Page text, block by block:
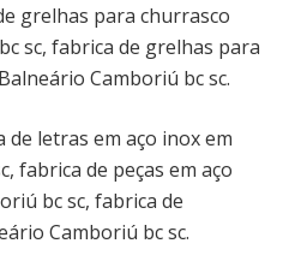
grelhas para churrasco
sc, fabrica de grelhas para
Camboriú bc sc.
letras em aço inox em
fabrica de peças em aço
bc sc, fabrica de
Camboriú bc sc.